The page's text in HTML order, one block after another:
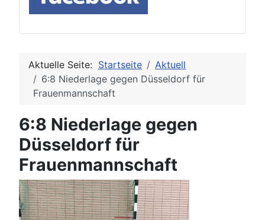
Aktuelle Seite: Startseite
Aktuell
6:8 Niederlage gegen Düsseldorf für
Frauenmannschaft
6:8 Niederlage gegen
Düsseldorf für
Frauenmannschaft